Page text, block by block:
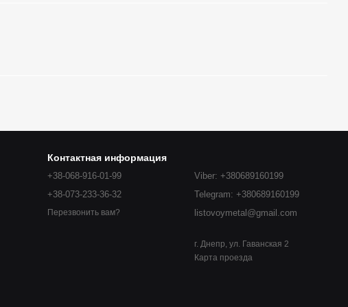
Контактная информация
+38-068-916-01-99
+38-073-233-36-32
Перезвонить вам?
Viber: +380689160199
Telegram: +380689160199
listovoymetal@gmail.com
г. Днепр, ул. Гаванская 2
Карта проезда